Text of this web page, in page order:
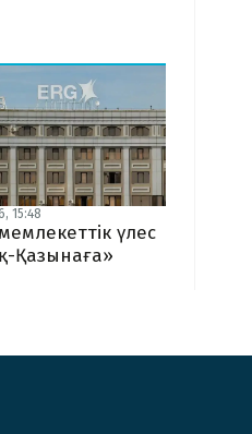
15:48
үлес
Қазынаға»